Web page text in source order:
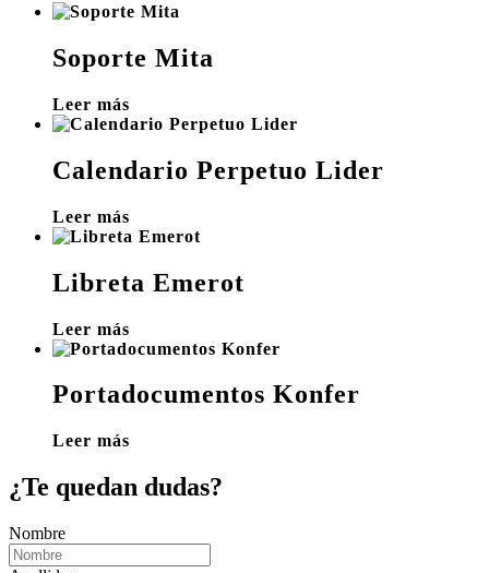
Soporte Mita
Leer más
Calendario Perpetuo Lider
Leer más
Libreta Emerot
Leer más
Portadocumentos Konfer
Leer más
¿Te quedan dudas?
Nombre